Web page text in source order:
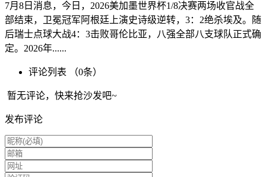
7月8日消息，今日，2026美加墨世界杯1/8决赛两场收官战全
部结束，卫冕冠军阿根廷上演史诗级逆转，3：2绝杀埃及。随
后瑞士点球大战4：3击败哥伦比亚，八强全部八支球队正式确
定。2026年......
评论列表 （0条）
暂无评论，快来抢沙发吧~
发布评论